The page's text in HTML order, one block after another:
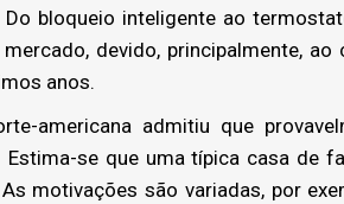
bloqueio inteligente ao
devido, principalmente,
anos.
americana admitiu que
se que uma típica casa de
motivações são variadas, por